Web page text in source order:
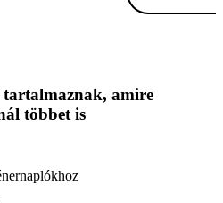
amire
többet is